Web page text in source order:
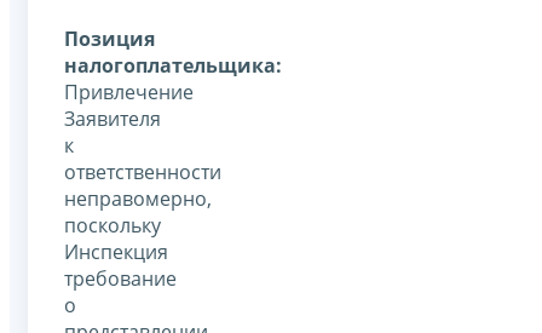
Позиция
налогоплательщика:
Привлечение
Заявителя
к
ответственности
неправомерно,
поскольку
Инспекция
требование
о